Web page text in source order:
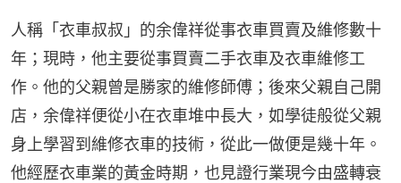
人稱「衣車叔叔」的余偉祥從事衣車買賣及維修數十
年；現時，他主要從事買賣二手衣車及衣車維修工
作。他的父親曾是勝家的維修師傅；後來父親自己開
店，余偉祥便從小在衣車堆中長大，如學徒般從父親
身上學習到維修衣車的技術，從此一做便是幾十年。
他經歷衣車業的黃金時期，也見證行業現今由盛轉衰